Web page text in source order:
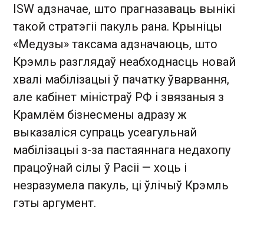
ISW адзначае, што прагназаваць вынікі
такой стратэгіі пакуль рана. Крыніцы
«Медузы» таксама адзначаюць, што
Крэмль разглядаў неабходнасць новай
хвалі мабілізацыі ў пачатку ўварвання,
але кабінет міністраў РФ і звязаныя з
Крамлём бізнесмены адразу ж
выказаліся супраць усеагульнай
мабілізацыі з-за пастаяннага недахопу
працоўнай сілы ў Расіі — хоць і
незразумела пакуль, ці ўлічыў Крэмль
гэты аргумент.